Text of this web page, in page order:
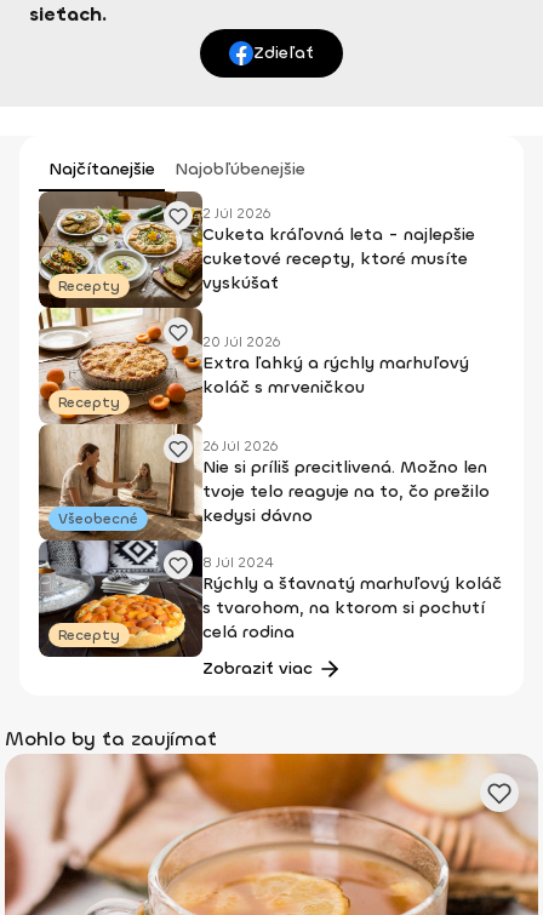
sieťach.
Zdieľať
Najčítanejšie Najobľúbenejšie
Recepty
2 Júl 2026
Cuketa kráľovná leta - najlepšie
cuketové recepty, ktoré musíte
vyskúšať
Recepty
20 Júl 2026
Extra ľahký a rýchly marhuľový
koláč s mrveničkou
Všeobecné
26 Júl 2026
Nie si príliš precitlivená. Možno len
tvoje telo reaguje na to, čo prežilo
kedysi dávno
Recepty
8 Júl 2024
Rýchly a šťavnatý marhuľový koláč
s tvarohom, na ktorom si pochutí
celá rodina
Zobraziť viac
Mohlo by ťa zaujímať